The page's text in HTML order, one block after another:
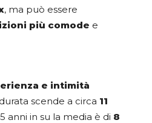
, ma può essere
più comode e
e intimità
scende a circa 11
anni in su la media è di 8